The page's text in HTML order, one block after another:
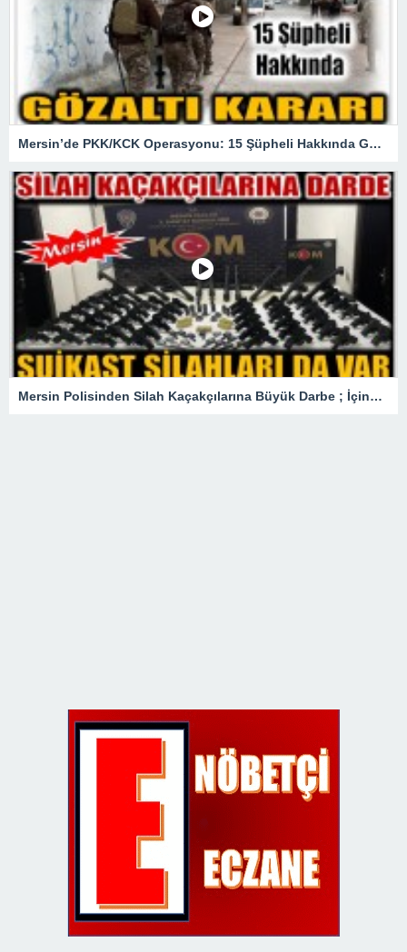
Mersin’de PKK/KCK Operasyonu: 15 Şüpheli Hakkında Gözaltı Kararı
Mersin Polisinden Silah Kaçakçılarına Büyük Darbe ; İçinde Suikast Silahları da Var